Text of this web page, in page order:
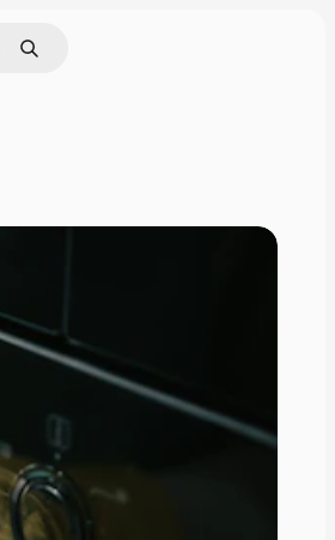
por imagen
Buscar